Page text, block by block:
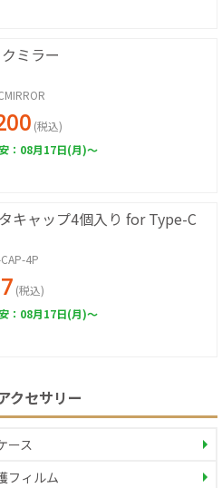
ミラー
(税込)
：08月17日(月)～
キャップ4個入り for Type-C
4P
(税込)
：08月17日(月)～
クセサリー
ース
フィルム